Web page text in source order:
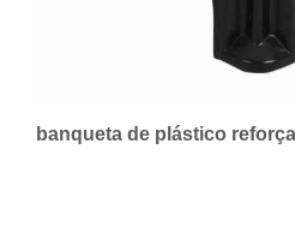
banqueta de plástico